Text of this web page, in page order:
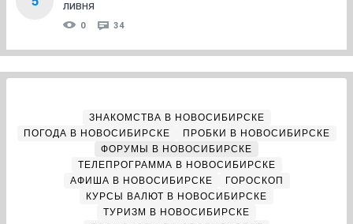
ливня
0 34
ЗНАКОМСТВА В НОВОСИБИРСКЕ
ПОГОДА В НОВОСИБИРСКЕ
ПРОБКИ В НОВОСИБИРСКЕ
ФОРУМЫ В НОВОСИБИРСКЕ
ТЕЛЕПРОГРАММА В НОВОСИБИРСКЕ
АФИША В НОВОСИБИРСКЕ
ГОРОСКОП
КУРСЫ ВАЛЮТ В НОВОСИБИРСКЕ
ТУРИЗМ В НОВОСИБИРСКЕ